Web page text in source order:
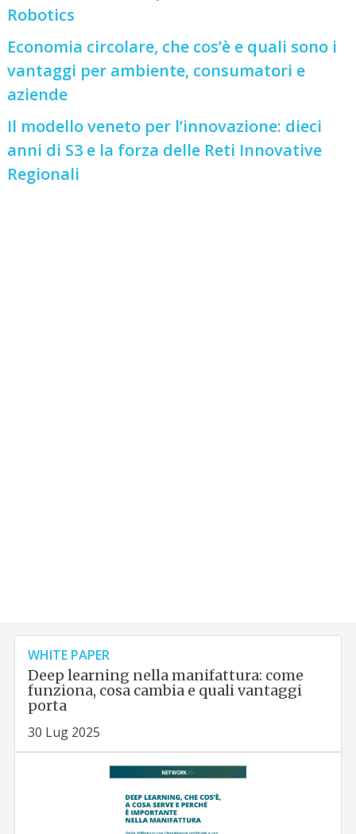
Robotics
Economia circolare, che cos’è e quali sono i
vantaggi per ambiente, consumatori e
aziende
Il modello veneto per l’innovazione: dieci
anni di S3 e la forza delle Reti Innovative
Regionali
WHITE PAPER
Deep learning nella manifattura: come
funziona, cosa cambia e quali vantaggi
porta
30 Lug 2025